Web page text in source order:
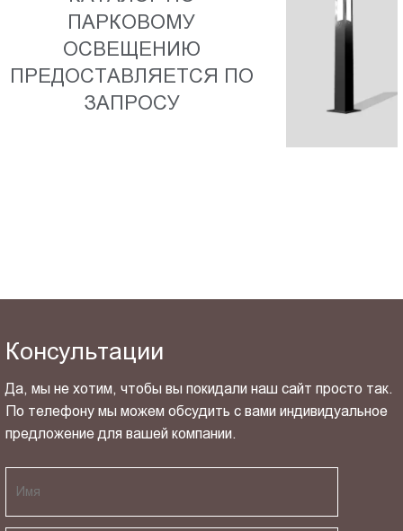
ПАРКОВОМУ
ОСВЕЩЕНИЮ
ПРЕДОСТАВЛЯЕТСЯ ПО
ЗАПРОСУ
Консультации
Да, мы не хотим, чтобы вы покидали наш сайт просто так.
По телефону мы можем обсудить с вами индивидуальное
предложение для вашей компании.
Сб.,